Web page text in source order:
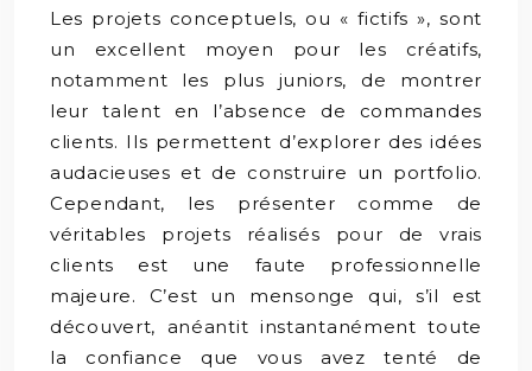
Les projets conceptuels, ou « fictifs », sont
un excellent moyen pour les créatifs,
notamment les plus juniors, de montrer
leur talent en l’absence de commandes
clients. Ils permettent d’explorer des idées
audacieuses et de construire un portfolio.
Cependant, les présenter comme de
véritables projets réalisés pour de vrais
clients est une faute professionnelle
majeure. C’est un mensonge qui, s’il est
découvert, anéantit instantanément toute
la confiance que vous avez tenté de